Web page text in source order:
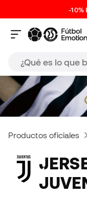
-10%
Productos oficiales
JERSEYS DE LA